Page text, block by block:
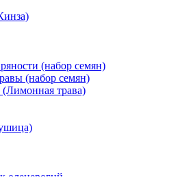
(набор семян)
(набор семян)
(Лимонная трава)
оленерогий